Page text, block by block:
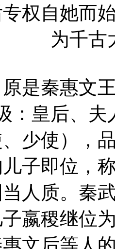
权自她而
为千古
秦惠文王
：皇后、
少使），
子即位，
人质。秦
嬴稷继位